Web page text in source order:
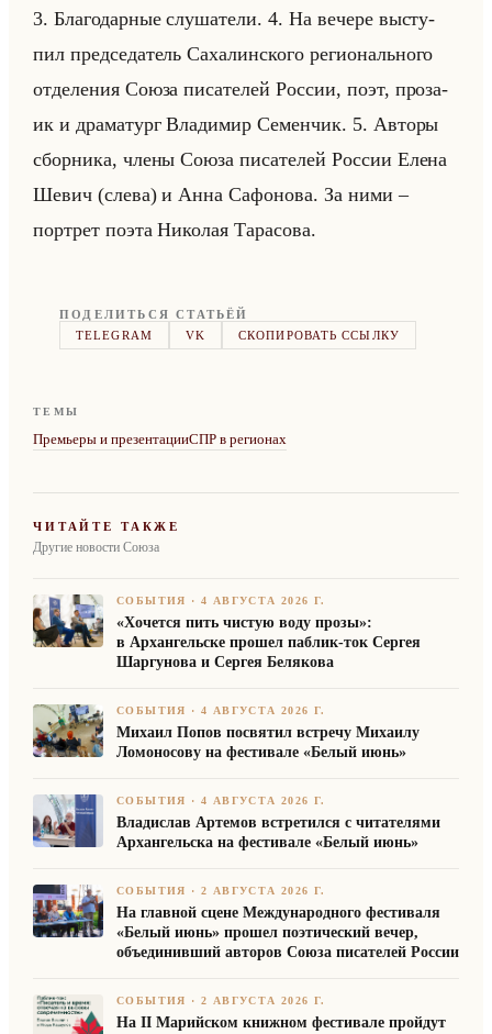
3. Бла­го­дар­ные слу­ша­те­ли. 4. На ве­че­ре вы­сту­
пил пред­се­да­тель Са­ха­лин­ско­го ре­ги­онально­го
от­де­ле­ния Союза пи­са­те­лей Рос­сии, поэт, про­за­
ик и дра­ма­тург Вла­ди­мир Се­мен­чик. 5. Ав­то­ры
сбор­ни­ка, члены Союза пи­са­те­лей Рос­сии Елена
Шевич (слева) и Анна Са­фо­но­ва. За ними –
порт­рет поэта Ни­ко­лая Та­ра­со­ва.
ПОДЕЛИТЬСЯ СТАТЬЁЙ
TELEGRAM
VK СКОПИРОВАТЬ ССЫЛКУ
ТЕМЫ
Премьеры и презентацииСПР в регионах
ЧИТАЙТЕ ТАКЖЕ
Другие новости Союза
СОБЫТИЯ ·4 АВГУСТА 2026 Г.
«Хочется пить чистую воду прозы»:
в Архангельске прошел паблик-ток Сергея
Шаргунова и Сергея Белякова
СОБЫТИЯ ·4 АВГУСТА 2026 Г.
Михаил Попов посвятил встречу Михаилу
Ломоносову на фестивале «Белый июнь»
СОБЫТИЯ ·4 АВГУСТА 2026 Г.
Владислав Артемов встретился с читателями
Архангельска на фестивале «Белый июнь»
СОБЫТИЯ ·2 АВГУСТА 2026 Г.
На главной сцене Международного фестиваля
«Белый июнь» прошел поэтический вечер,
объединивший авторов Союза писателей России
СОБЫТИЯ ·2 АВГУСТА 2026 Г.
На II Марийском книжном фестивале пройдут